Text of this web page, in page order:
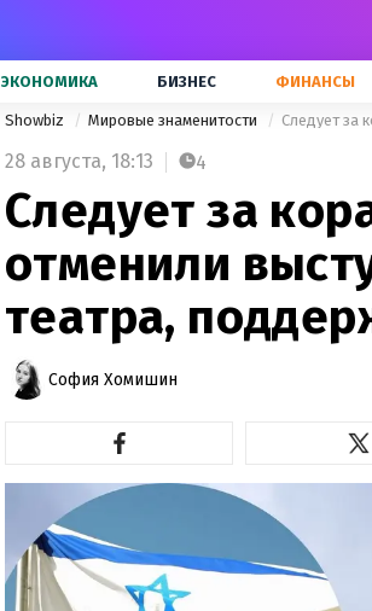
ЭКОНОМИКА БИЗНЕС ФИНАНСЫ
Showbiz Мировые знаменитости
28 августа, 18:13 4
Следует за
отменили
театра,
София Хомишин